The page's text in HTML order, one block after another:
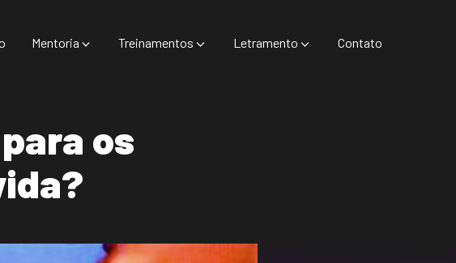
Mentoria Treinamentos Letramento Contato
os